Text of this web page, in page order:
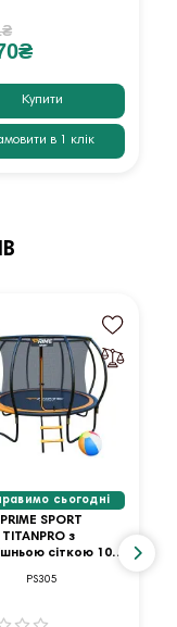
Купити
в 1 клік
сьогодні
SPORT
TITANPRO з
сіткою 10
PS305